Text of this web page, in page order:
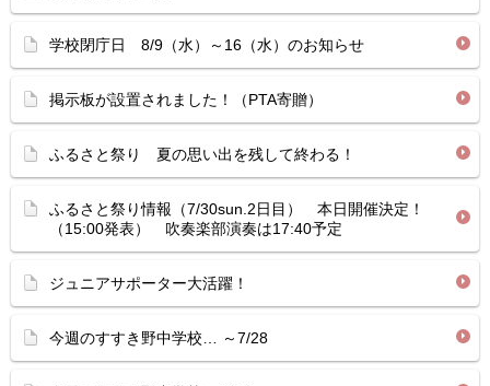
学校閉庁日 8/9（水）～16（水）のお知らせ
掲示板が設置されました！（PTA寄贈）
ふるさと祭り 夏の思い出を残して終わる！
ふるさと祭り情報（7/30sun.2日目） 本日開催決定！
（15:00発表） 吹奏楽部演奏は17:40予定
ジュニアサポーター大活躍！
今週のすすき野中学校… ～7/28